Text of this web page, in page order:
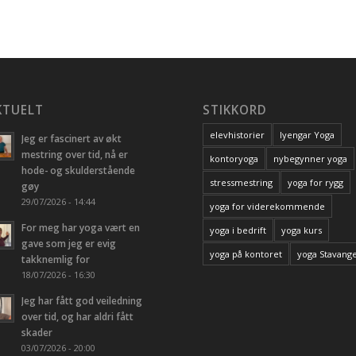
Jeg er fascinert av økt
mestring over tid, nå er
hode- og skulderstående
gøy
29/07/2026 - 14:44
For meg har yoga vært en
gave som jeg er evig
takknemlig for
18/07/2026 - 16:30
Jeg har fått god veiledning
over tid, og har aldri fått
skader
03/07/2026 - 20:00
STIKKORD
elevhistorier
Iyengar Yoga
kontoryoga
nybegynner yoga
stressmestring
yoga for rygg
yoga for viderekommende
yoga i bedrift
yoga kurs
yoga på kontoret
yoga